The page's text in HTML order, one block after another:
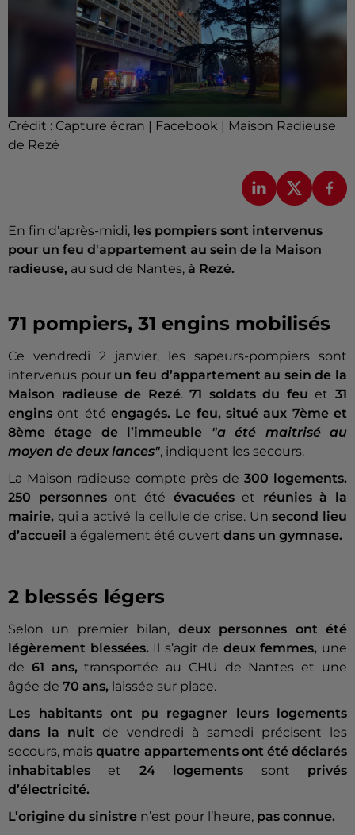
Crédit : Capture écran | Facebook | Maison Radieuse
de Rezé
En fin d'après-midi, les pompiers sont intervenus
pour un feu d'appartement au sein de la Maison
radieuse, au sud de Nantes, à Rezé.
71 pompiers, 31 engins mobilisés
Ce vendredi 2 janvier, les sapeurs-pompiers sont
intervenus pour un feu d’appartement au sein de la
Maison radieuse de Rezé.71 soldats du feu et31
engins ont été engagés. Le feu, situé aux 7ème et
8ème étage de l’immeuble "a été maitrisé au
moyen de deux lances", indiquent les secours.
La Maison radieuse compte près de300 logements.
250 personnesont été évacuéeset réunies à la
mairie, qui a activé la cellule de crise. Unsecond lieu
d’accueil a également été ouvert dans un gymnase.
2 blessés légers
Selon un premier bilan, deux personnes ont été
légèrement blessées. Il s’agit de deux femmes, une
de 61 ans, transportée au CHU de Nantes et une
âgée de 70 ans, laissée sur place.
Les habitants ont pu regagner leurs logements
dans la nuit de vendredi à samedi précisent les
secours, maisquatre appartements ont été déclarés
inhabitables et 24 logements sont privés
d’électricité.
L’origine du sinistre n’est pour l’heure, pas connue.